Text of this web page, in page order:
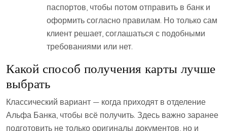
паспортов, чтобы потом отправить в банк и
оформить согласно правилам. Но только сам
клиент решает, соглашаться с подобными
требованиями или нет.
Какой способ получения карты лучше
выбрать
Классический вариант — когда приходят в отделение
Альфа Банка, чтобы всё получить. Здесь важно заранее
подготовить не только оригиналы документов, но и